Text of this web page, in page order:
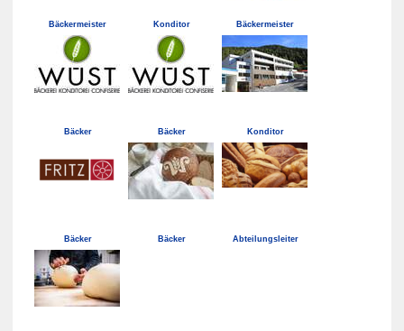
Bäckermeister Konditor Bäckermeister
Bäcker Bäcker Konditor
Bäcker Bäcker Abteilungsleiter